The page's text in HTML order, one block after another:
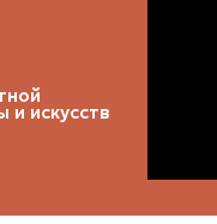
и искусств